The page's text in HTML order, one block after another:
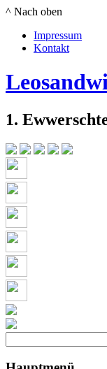
^ Nach oben
Impressum
Kontakt
1.